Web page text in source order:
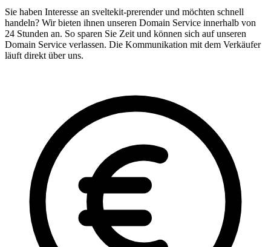
Sie haben Interesse an sveltekit-prerender und möchten schnell
handeln? Wir bieten ihnen unseren Domain Service innerhalb von
24 Stunden an. So sparen Sie Zeit und können sich auf unseren
Domain Service verlassen. Die Kommunikation mit dem Verkäufer
läuft direkt über uns.